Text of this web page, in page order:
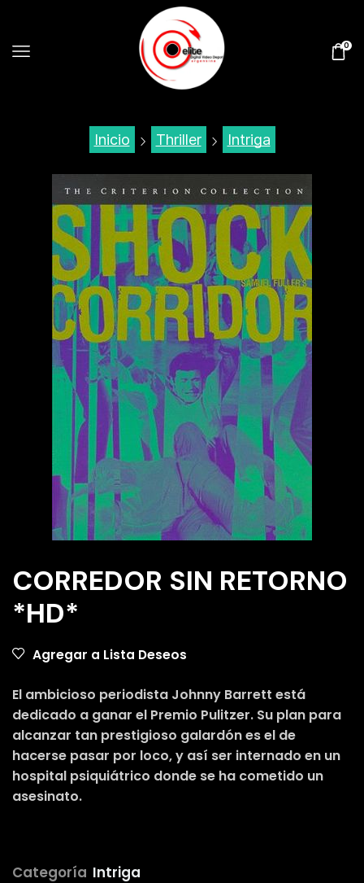
0
Inicio Thriller Intriga
CORREDOR SIN RETORNO
*HD*
Agregar a Lista Deseos
El ambicioso periodista Johnny Barrett está
dedicado a ganar el Premio Pulitzer. Su plan para
alcanzar tan prestigioso galardón es el de
hacerse pasar por loco, y así ser internado en un
hospital psiquiátrico donde se ha cometido un
asesinato.
Categoría Intriga